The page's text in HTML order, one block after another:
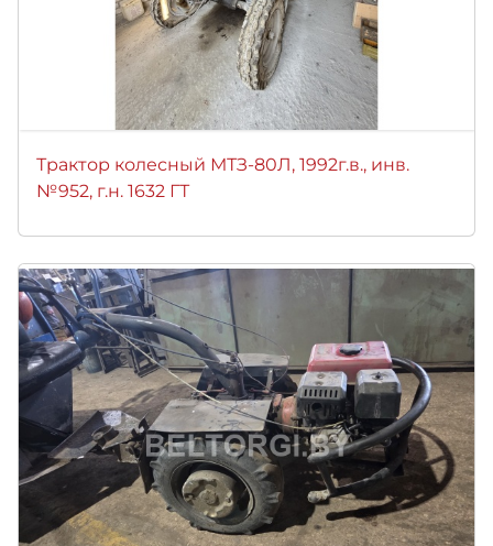
Трактор колесный МТЗ-80Л, 1992г.в., инв.
№952, г.н. 1632 ГТ